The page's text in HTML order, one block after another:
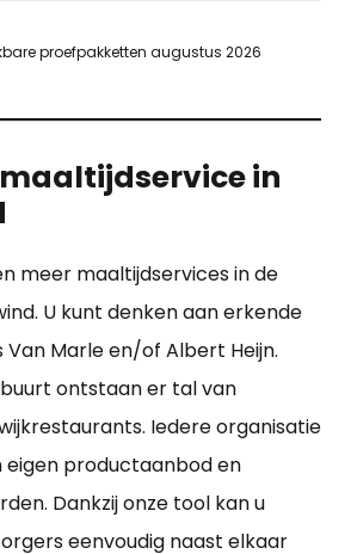
proefpakketten augustus 2026
in
meer maaltijdservices in de
U kunt denken aan erkende
Van Marle en/of Albert Heijn.
ontstaan er tal van
Iedere organisatie
eigen productaanbod en
Dankzij onze tool kan u
eenvoudig naast elkaar